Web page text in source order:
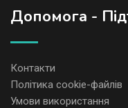
Допомога -
Контакти
Політика cookie-файлів
Умови використання